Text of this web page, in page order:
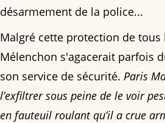
désarmement de la police...
Malgré cette protection de tous
Mélenchon s'agacerait parfois
son service de sécurité. Paris
l’exfiltrer sous peine de le voir
en fauteuil roulant qu’il a crue